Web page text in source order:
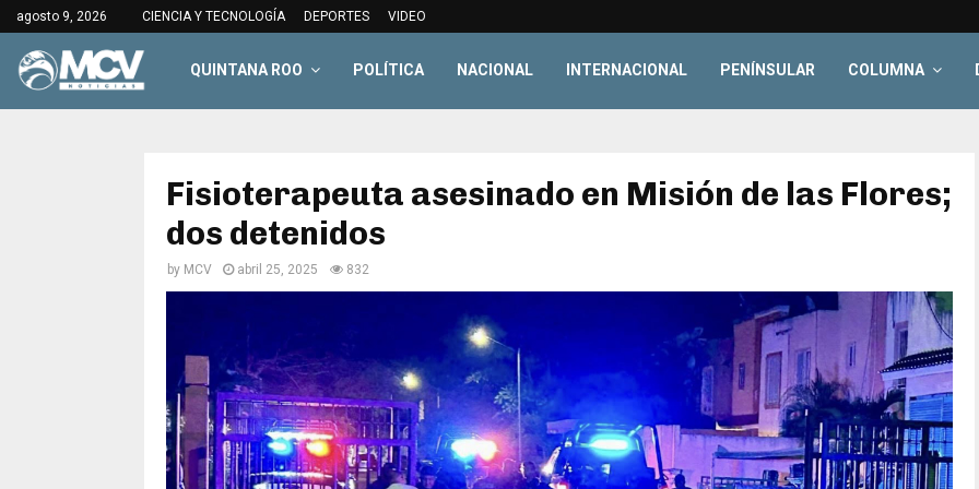
agosto 9, 2026 CIENCIA Y TECNOLOGÍA DEPORTES VIDEO
QUINTANA ROO POLÍTICA NACIONAL INTERNACIONAL PENÍNSULAR COLUMNA
Fisioterapeuta asesinado en Misión de las Flores;
dos detenidos
by MCV abril 25, 2025 832